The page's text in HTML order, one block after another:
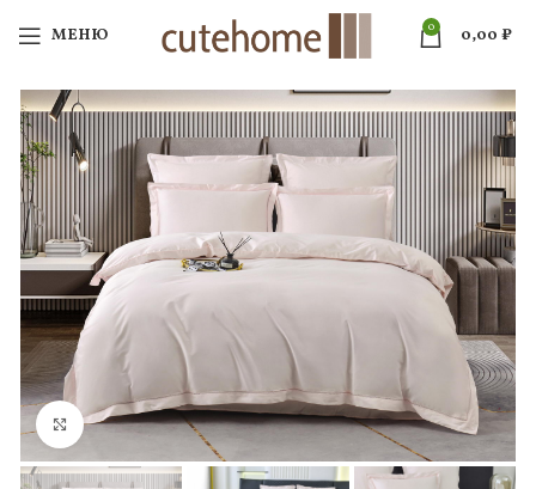
МЕНЮ 0 0,00 ₽
Нажмите, чтобы увеличить